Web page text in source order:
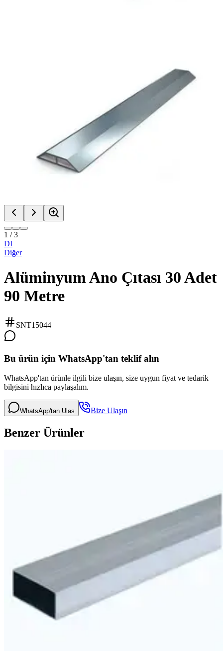
1 /3
DI
Diğer
Alüminyum Ano Çıtası 30 Adet
90 Metre
SNT15044
Bu ürün için WhatsApp'tan teklif alın
WhatsApp'tan ürünle ilgili bize ulaşın, size uygun fiyat ve tedarik
bilgisini hızlıca paylaşalım.
WhatsApp'tan Ulas Bize Ulaşın
Benzer Ürünler